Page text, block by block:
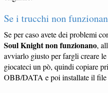
Se i trucchi non
Se per caso avete dei problemi
Soul Knight non funzionano,
avviarlo giusto per fargli creare
giocateci un pò, quindi copiare
OBB/DATA e poi installate il